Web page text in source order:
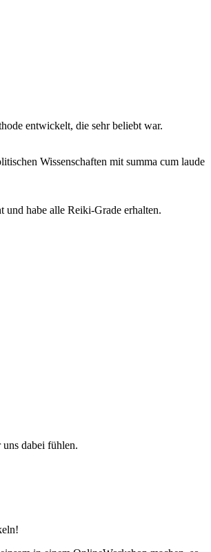
entwickelt, die sehr beliebt war.
Wissenschaften mit summa cum laude
und habe alle Reiki-Grade erhalten.
dabei fühlen.